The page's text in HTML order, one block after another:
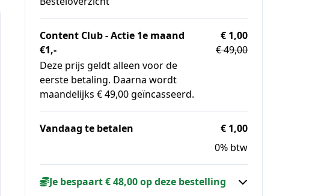
Content Club - Actie 1e maand
€1,-
Deze prijs geldt alleen voor de
eerste betaling. Daarna wordt
maandelijks € 49,00 geïncasseerd.
€ 1,00
€ 49,00
Vandaag te betalen
€ 1,00
0% btw
Je bespaart € 48,00 op deze bestelling